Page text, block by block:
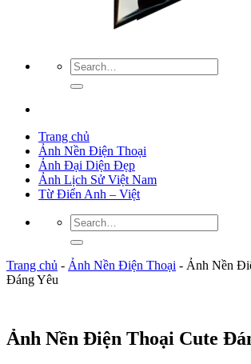
Trang chủ
Ảnh Nền Điện Thoại
Ảnh Đại Diện Đẹp
Ảnh Lịch Sử Việt Nam
Từ Điển Anh – Việt
Trang chủ - Ảnh Nền Điện Thoại - Ảnh Nền
Đáng Yêu
Ảnh Nền Điện Thoại Cute